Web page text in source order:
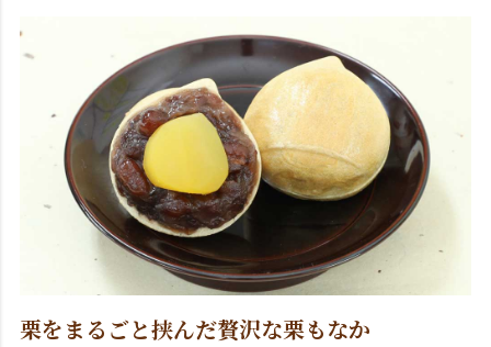
栗をまるごと挟んだ贅沢な栗もなか